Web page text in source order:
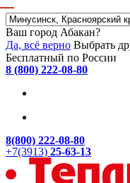
Ваш город Абакан?
Да, всё верно Выбрать
Бесплатный по России
8 (800) 222-08-80
8(800) 222-08-80
+7(3913) 25-63-13